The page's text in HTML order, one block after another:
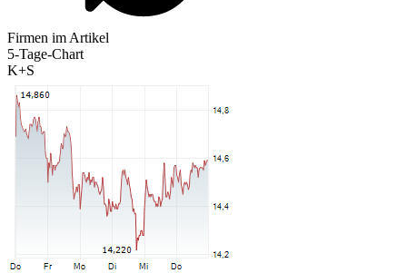
Firmen im Artikel
5-Tage-Chart
K+S